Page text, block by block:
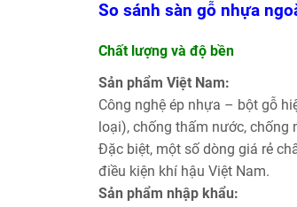
So sánh sàn gỗ nhựa
Chất lượng và độ bền
Sản phẩm Việt Nam:
Công nghệ ép nhựa – bột gỗ
loại), chống thấm nước, chống
Đặc biệt, một số dòng giá rẻ
điều kiện khí hậu Việt Nam.
Sản phẩm nhập khẩu: